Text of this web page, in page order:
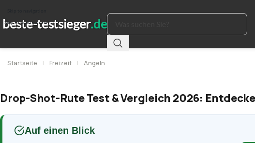
Skip to main content
Startseite | Freizeit | Angeln
Drop-Shot-Rute Test & Vergleich 2026:
Auf einen Blick